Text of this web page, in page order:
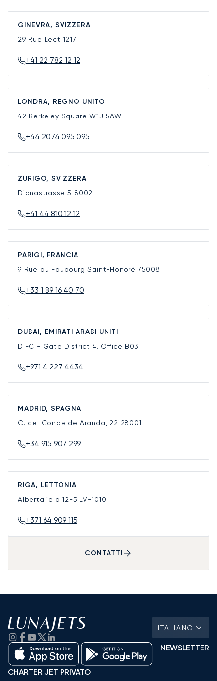
GINEVRA, SVIZZERA
29 Rue Lect 1217
+41 22 782 12 12
LONDRA, REGNO UNITO
42 Berkeley SquareW1J 5AW
+44 2074 095 095
ZURIGO, SVIZZERA
Dianastrasse 5 8002
+41 44 810 12 12
PARIGI, FRANCIA
9 Rue du Faubourg Saint-Honoré 75008
+33 1 89 16 40 70
DUBAI, EMIRATI ARABI UNITI
DIFC - Gate District 4, Office B03
+971 4 227 4434
MADRID, SPAGNA
C. del Conde de Aranda, 22 28001
+34 915 907 299
RIGA, LETTONIA
Alberta iela 12-5 LV-1010
+371 64 909 115
CONTATTI
ITALIANO
NEWSLETTER
CHARTER JET PRIVATO